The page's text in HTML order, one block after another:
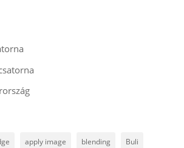
apply image blending Buli